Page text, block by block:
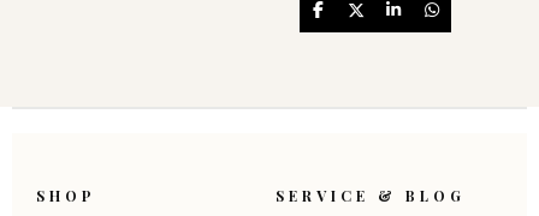
TeilenTeilenTeilenTeilen
SHOP SERVICE & BLOG